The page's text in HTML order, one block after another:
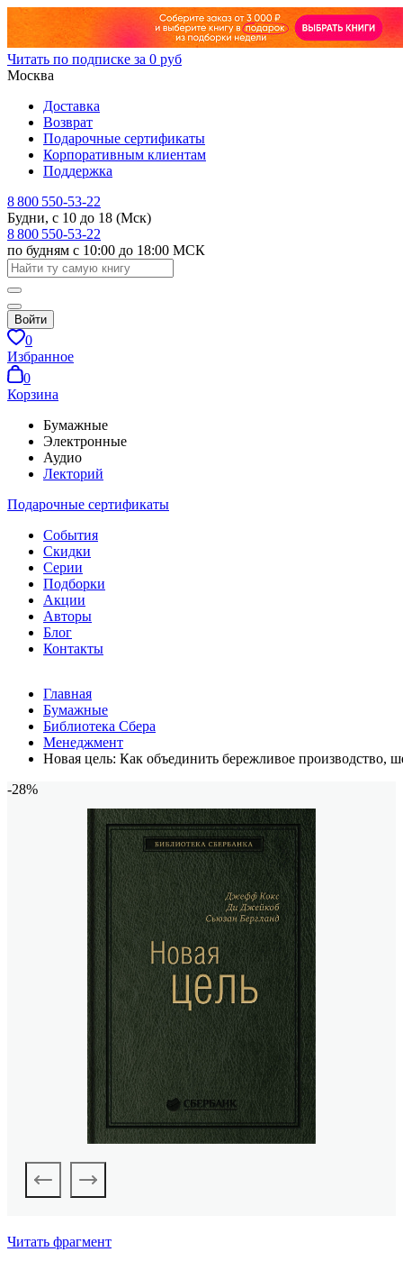
Читать по подписке за 0 руб
Москва
Доставка
Возврат
Подарочные сертификаты
Корпоративным клиентам
Поддержка
8 800 550-53-22
Будни, с 10 до 18 (Мск)
8 800 550-53-22
по будням с 10:00 до 18:00 МСК
Войти
0
Избранное
0
Корзина
Бумажные
Электронные
Аудио
Лекторий
Подарочные сертификаты
События
Скидки
Серии
Подборки
Акции
Авторы
Блог
Контакты
Главная
Бумажные
Библиотека Сбера
Менеджмент
Новая цель: Как объединить бережливое производство,
-28%
Читать фрагмент